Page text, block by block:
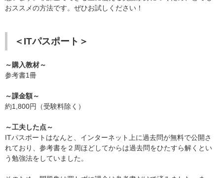
おススメの方法です。ぜひお試しください！
​＜ITパスポート＞
～購入教材～
参考書1冊
～課金額～
約1,800円（受験料除く）
～工夫した点～
ITパスポートはなんと、インターネット上に過去問が無料で公開さ
れており、参考書を２周ほどしてからは過去問をひたすら解くとい
う勉強法をしていました。